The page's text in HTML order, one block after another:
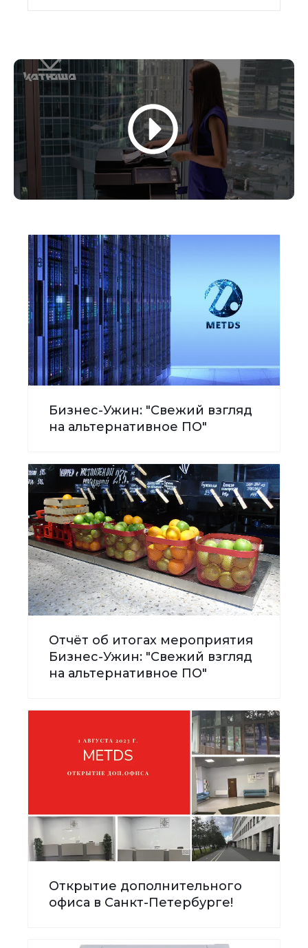
Бизнес-Ужин: "Свежий взгляд
на альтернативное ПО"
Отчёт об итогах мероприятия
Бизнес-Ужин: "Свежий взгляд
на альтернативное ПО"
Открытие дополнительного
офиса в Санкт-Петербурге!